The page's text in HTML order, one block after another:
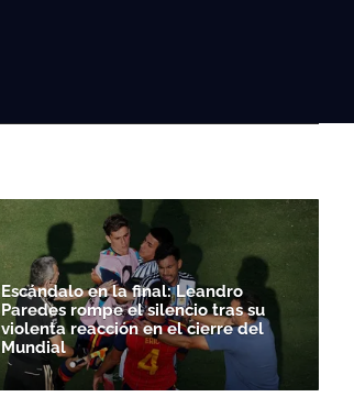
Escándalo en la final: Leandro
Paredes rompe el silencio tras su
violenta reacción en el cierre del
Mundial